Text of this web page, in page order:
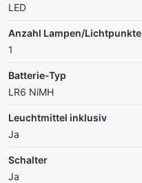
LED
Anzahl Lampen/Lichtpunkte
1
Batterie-Typ
LR6 NiMH
Leuchtmittel inklusiv
Ja
Schalter
Ja